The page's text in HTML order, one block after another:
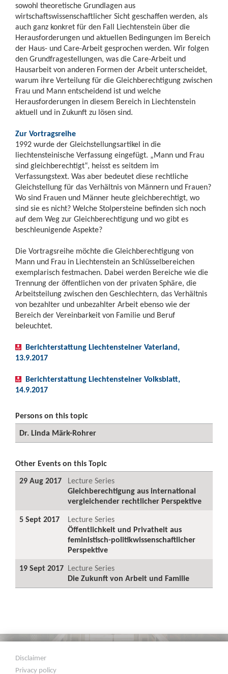
sowohl theoretische Grundlagen aus
wirtschaftswissenschaftlicher Sicht geschaffen werden, als
auch ganz konkret für den Fall Liechtenstein über die
Herausforderungen und aktuellen Bedingungen im Bereich
der Haus- und Care-Arbeit gesprochen werden. Wir folgen
den Grundfragestellungen, was die Care-Arbeit und
Hausarbeit von anderen Formen der Arbeit unterscheidet,
warum ihre Verteilung für die Gleichberechtigung zwischen
Frau und Mann entscheidend ist und welche
Herausforderungen in diesem Bereich in Liechtenstein
aktuell und in Zukunft zu lösen sind.
Zur Vortragsreihe
1992 wurde der Gleichstellungsartikel in die
liechtensteinische Verfassung eingefügt. „Mann und Frau
sind gleichberechtigt“, heisst es seitdem im
Verfassungstext. Was aber bedeutet diese rechtliche
Gleichstellung für das Verhältnis von Männern und Frauen?
Wo sind Frauen und Männer heute gleichberechtigt, wo
sind sie es nicht? Welche Stolpersteine befinden sich noch
auf dem Weg zur Gleichberechtigung und wo gibt es
beschleunigende Aspekte?
Die Vortragsreihe möchte die Gleichberechtigung von
Mann und Frau in Liechtenstein an Schlüsselbereichen
exemplarisch festmachen. Dabei werden Bereiche wie die
Trennung der öffentlichen von der privaten Sphäre, die
Arbeitsteilung zwischen den Geschlechtern, das Verhältnis
von bezahlter und unbezahlter Arbeit ebenso wie der
Bereich der Vereinbarkeit von Familie und Beruf
beleuchtet.
Berichterstattung Liechtensteiner Vaterland,
13.9.2017
Berichterstattung Liechtensteiner Volksblatt,
14.9.2017
Persons on this topic
Dr. Linda Märk-Rohrer
Other Events on this Topic
29 Aug 2017
Lecture Series
Gleichberechtigung aus international
vergleichender rechtlicher Perspektive
5 Sept 2017
Lecture Series
Öffentlichkeit und Privatheit aus
feministisch-politikwissenschaftlicher
Perspektive
19 Sept 2017 Lecture Series
Die Zukunft von Arbeit und Familie
Disclaimer
Privacy policy